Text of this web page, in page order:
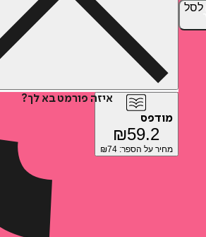
לסל
איזה פורמט בא לך?
מודפס
₪59.2
מחיר על הספר: ₪74